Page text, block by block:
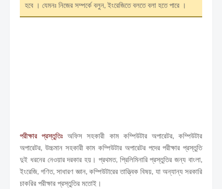
হবে । যেমনঃ নিজের সম্পর্কে বলুন, ইংরেজিতে বলতে বলা হতে পারে ।
পরীক্ষার প্রস্তুতিঃ অফিস সহকারী কাম কম্পিউটার অপারেটর, কম্পিউটার
অপারেটর, উচ্চমান সহকারী কাম কম্পিউটার অপারেটর পদের পরীক্ষার প্রস্তুতি
দুই ধরনের নেওয়ার দরকার হয়। প্রথমত, প্রিলিমিনারি প্রস্তুতির জন্য বাংলা,
ইংরেজি, গণিত, সাধারণ জ্ঞান, কম্পিউটারের তাত্ত্বিক বিষয়, যা অন্যান্য সরকারি
চাকরির পরীক্ষার প্রস্তুতির মতোই।